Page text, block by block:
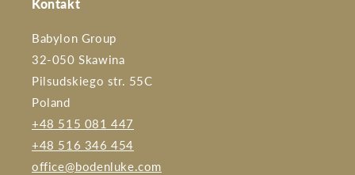
Kontakt
Babylon Group
32-050 Skawina
Pilsudskiego str. 55C
Poland
+48 515 081 447
+48 516 346 454
office@bodenluke.com